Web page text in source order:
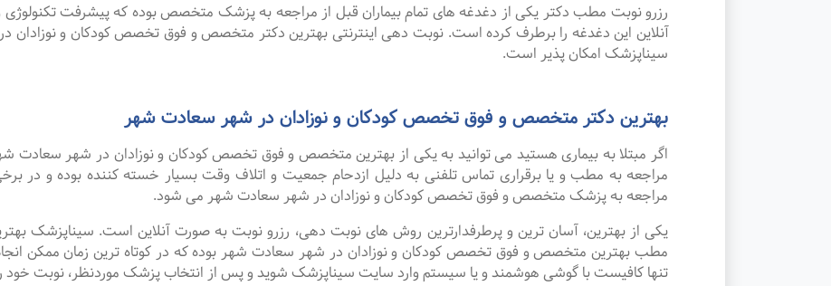
رزرو نوبت مطب دکتر یکی از دغدغه های تمام بیماران قبل از مراجعه به پزشک متخصص بوده که پیشرفت تکنولوژی
آنلاین این دغدغه را برطرف کرده است. نوبت دهی اینترنتی بهترین دکتر متخصص و فوق تخصص کودکان و
سیناپزشک امکان پذیر است.
بهترین دکتر متخصص و فوق تخصص کودکان و نوزادان در شهر سعادت شهر
اگر مبتلا به بیماری هستید می توانید به یکی از بهترین متخصص و فوق تخصص کودکان و نوزادان در شهر سعادت
مراجعه به مطب و یا برقراری تماس تلفنی به دلیل ازدحام جمعیت و اتلاف وقت بسیار خسته کننده بوده و در
مراجعه به پزشک متخصص و فوق تخصص کودکان و نوزادان در شهر سعادت شهر می شود.
یکی از بهترین، آسان ترین و پرطرفدارترین روش های نوبت دهی، رزرو نوبت به صورت آنلاین است. سیناپزشک
مطب بهترین متخصص و فوق تخصص کودکان و نوزادان در شهر سعادت شهر بوده که در کوتاه ترین زمان ممکن انجام
تنها کافیست با گوشی هوشمند و یا سیستم وارد سایت سیناپزشک شوید و پس از انتخاب پزشک موردنظر، نوبت خود